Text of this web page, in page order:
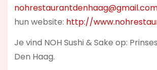
hun website: http://
Je vind NOH Sushi & Sake op:
Den Haag.